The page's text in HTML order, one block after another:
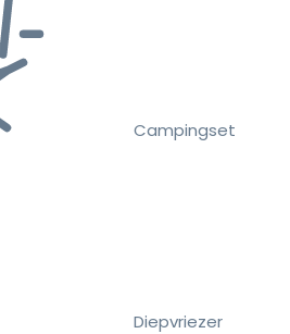
Campingset
Diepvriezer